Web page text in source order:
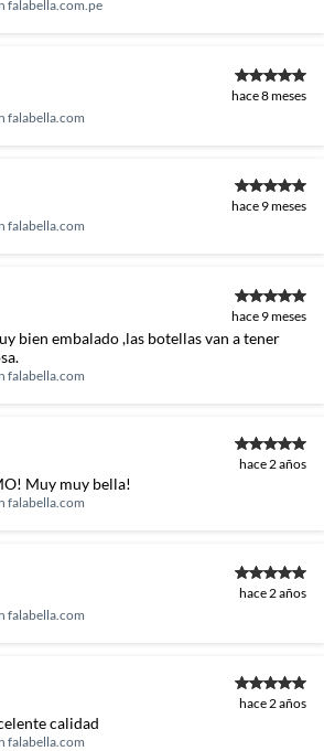
falabella.com.pe
hace 8 meses
falabella.com
hace 9 meses
falabella.com
hace 9 meses
bien embalado ,las botellas van a tener
falabella.com
hace 2 años
Es pequeña pero la AMO! Muy muy bella!
falabella.com
hace 2 años
falabella.com
hace 2 años
calidad
falabella.com